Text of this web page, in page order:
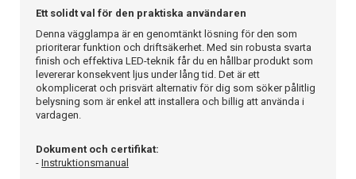
Ett solidt val för den praktiska användaren
Denna vägglampa är en genomtänkt lösning för den som
prioriterar funktion och driftsäkerhet. Med sin robusta svarta
finish och effektiva LED-teknik får du en hållbar produkt som
levererar konsekvent ljus under lång tid. Det är ett
okomplicerat och prisvärt alternativ för dig som söker pålitlig
belysning som är enkel att installera och billig att använda i
vardagen.
Dokument och certifikat:
- Instruktionsmanual